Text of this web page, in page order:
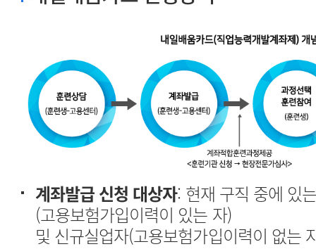
계좌발급 신청 대상자
(고용보험가입이력이 있는 자)
및 신규실업자(고용보험가입이력이 없는